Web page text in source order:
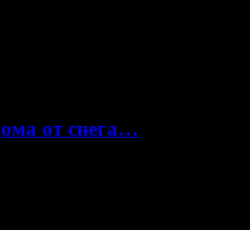
от снега…